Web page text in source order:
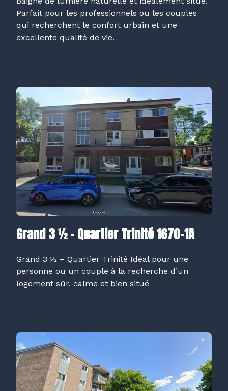
Parfait pour les professionnels ou les couples
qui recherchent le confort urbain et une
excellente qualité de vie.
Grand 3 ½ – Quartier Trinité 1670-1A
Grand 3 ½ – Quartier Trinité Idéal pour une
personne ou un couple à la recherche d’un
logement sûr, calme et bien situé